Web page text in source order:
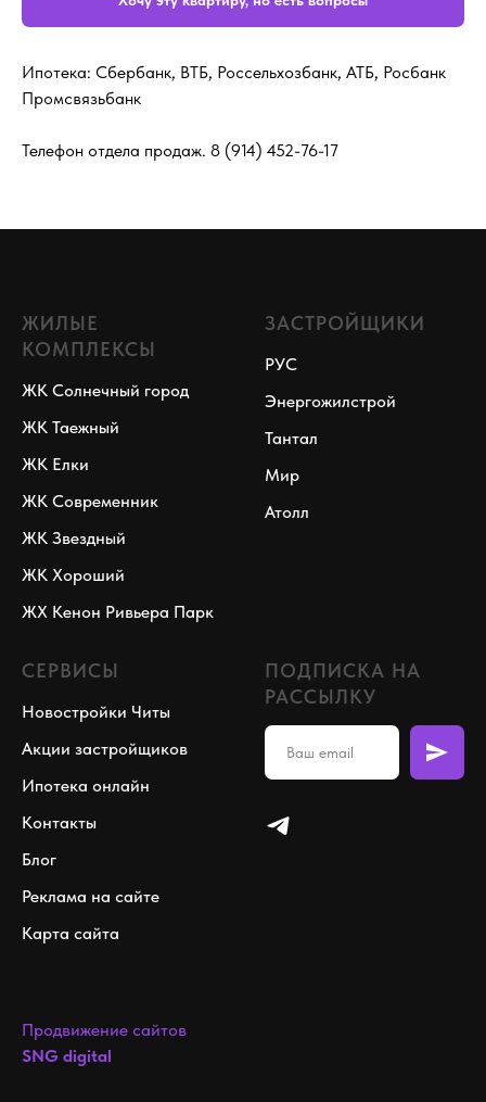
Ипотека: Сбербанк, ВТБ, Россельхозбанк, АТБ, Росбанк
Промсвязьбанк
Телефон отдела продаж. 8 (914) 452-76-17
ЖИЛЫЕ
КОМПЛЕКСЫ
ЖК Солнечный город
ЖК Таежный
ЖК Елки
ЖК Современник
ЖК Звездный
ЖК Хороший
ЖХ Кенон Ривьера Парк
ЗАСТРОЙЩИКИ
РУС
Энергожилстрой
Тантал
Мир
Атолл
СЕРВИСЫ
Новостройки Читы
Акции застройщиков
Ипотека онлайн
Контакты
Блог
Реклама на сайте
Карта сайта
ПОДПИСКА НА
РАССЫЛКУ
Продвижение сайтов
SNG digital